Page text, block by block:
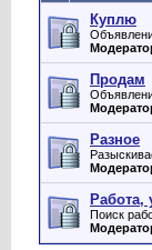
Куплю
Продам
Разное
Работа,
Поиск